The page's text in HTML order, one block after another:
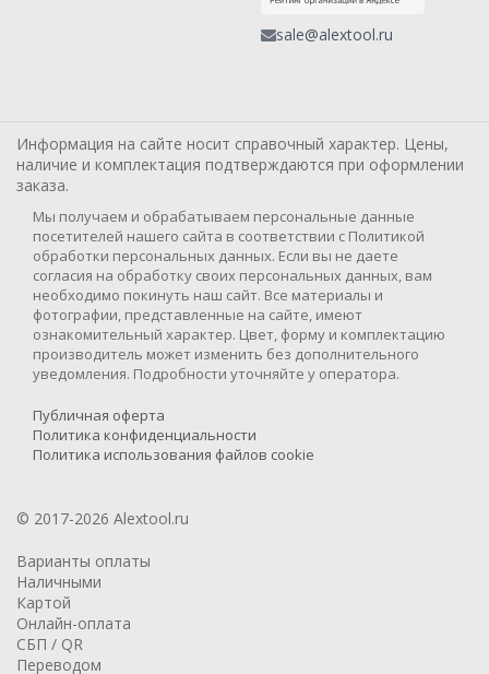
sale@alextool.ru
Информация на сайте носит справочный характер. Цены,
наличие и комплектация подтверждаются при оформлении
заказа.
Мы получаем и обрабатываем персональные данные
посетителей нашего сайта в соответствии с Политикой
обработки персональных данных. Если вы не даете
согласия на обработку своих персональных данных, вам
необходимо покинуть наш сайт. Все материалы и
фотографии, представленные на сайте, имеют
ознакомительный характер. Цвет, форму и комплектацию
производитель может изменить без дополнительного
уведомления. Подробности уточняйте у оператора.
Публичная оферта
Политика конфиденциальности
Политика использования файлов cookie
© 2017-2026 Alextool.ru
Варианты оплаты
Наличными
Картой
Онлайн-оплата
СБП / QR
Переводом